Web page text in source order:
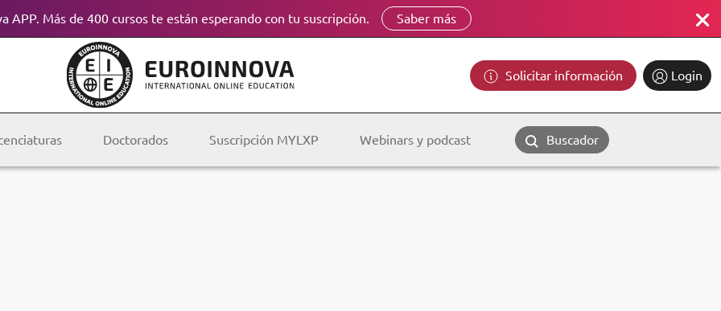
APP. Más de 400 cursos te están esperando con tu suscripción. Saber más
Solicitar información Login
Doctorados Suscripción MYLXP Webinars y podcast Buscador